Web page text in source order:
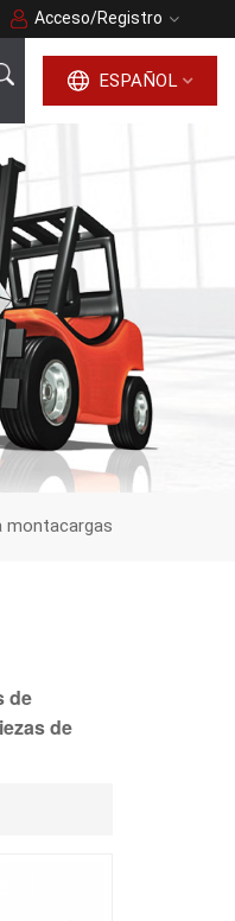
Acceso/Registro
ESPAÑOL
español
English
français
русский
português
العربية
montacargas
de
de